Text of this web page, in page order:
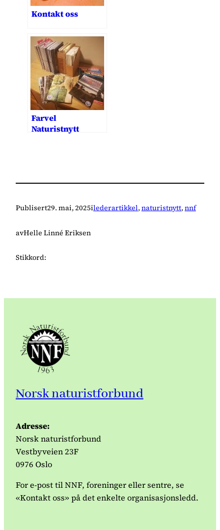
Kontakt oss
Farvel
Naturistnytt
Publisert29. mai, 2025ilederartikkel, naturistnytt, nnf
avHelle Linné Eriksen
Stikkord:
Norsk naturistforbund
Adresse:
Norsk naturistforbund
Vestbyveien 23F
0976 Oslo
For e-post til NNF, foreninger eller sentre, se
«Kontakt oss» på det enkelte organisasjonsledd.